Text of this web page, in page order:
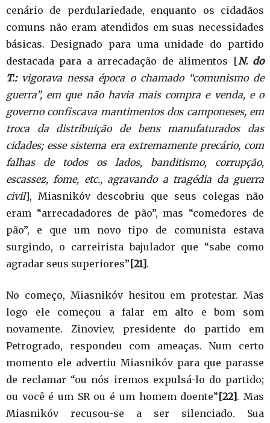
cenário de perdulariedade, enquanto os cidadãos
comuns não eram atendidos em suas necessidades
básicas. Designado para uma unidade do partido
destacada para a arrecadação de alimentos [N. do
T.:vigorava nessa época o chamado “comunismo de
guerra”, em que não havia mais compra e venda, e o
governo confiscava mantimentos dos camponeses, em
troca da distribuição de bens manufaturados das
cidades; esse sistema era extremamente precário, com
falhas de todos os lados, banditismo, corrupção,
escassez, fome, etc., agravando a tragédia da guerra
civil], Miasnikóv descobriu que seus colegas não
eram “arrecadadores de pão”, mas “comedores de
pão”, e que um novo tipo de comunista estava
surgindo, o carreirista bajulador que “sabe como
agradar seus superiores”[21].
No começo, Miasnikóv hesitou em protestar. Mas
logo ele começou a falar em alto e bom som
novamente. Zinoviev, presidente do partido em
Petrogrado, respondeu com ameaças. Num certo
momento ele advertiu Miasnikóv para que parasse
de reclamar “ou nós iremos expulsá-lo do partido;
ou você é um SR ou é um homem doente”[22]. Mas
Miasnikóv recusou-se a ser silenciado. Sua